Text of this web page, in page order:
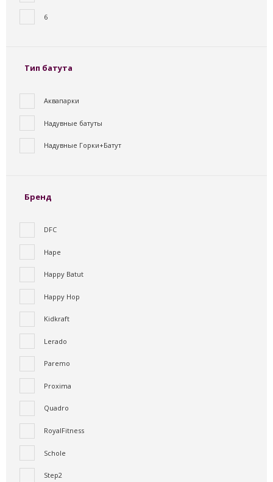
6
Тип батута
Аквапарки
Надувные батуты
Надувные Горки+Батут
Бренд
DFC
Hape
Happy Batut
Happy Hop
Kidkraft
Lerado
Paremo
Proxima
Quadro
RoyalFitness
Schole
Step2